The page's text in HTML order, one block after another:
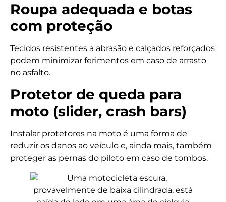
Roupa adequada e botas
com proteção
Tecidos resistentes a abrasão e calçados reforçados
podem minimizar ferimentos em caso de arrasto
no asfalto.
Protetor de queda para
moto (slider, crash bars)
Instalar protetores na moto é uma forma de
reduzir os danos ao veículo e, ainda mais, também
proteger as pernas do piloto em caso de tombos.